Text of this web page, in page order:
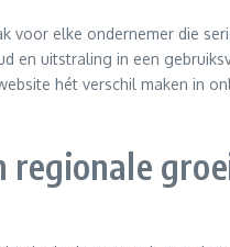
voor elke ondernemer die
en uitstraling in een
hét verschil maken in
regionale